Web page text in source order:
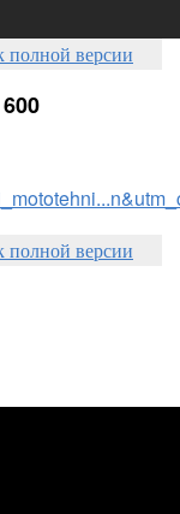
полной версии
полной версии